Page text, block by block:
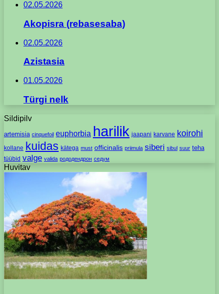
02.05.2026
Akopisra (rebasesaba)
02.05.2026
Azistasia
01.05.2026
Türgi nelk
Sildipilv
artemisia cinquefoil euphorbia harilik jaapani karvane koirohi
kollane kuidas kätega must officinalis priimula siberi sibul suur teha
tüübid valge valida рододендрон седум
Huvitav